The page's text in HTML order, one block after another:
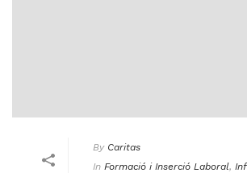
By Caritas
In Formació i Inserció Laboral,